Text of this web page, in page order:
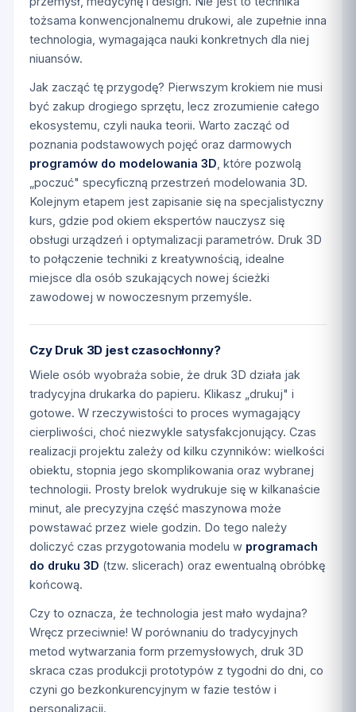
tożsama konwencjonalnemu drukowi, ale zupełnie inna
technologia, wymagająca nauki konkretnych dla niej
niuansów.
Jak zacząć tę przygodę? Pierwszym krokiem nie musi
być zakup drogiego sprzętu, lecz zrozumienie całego
ekosystemu, czyli nauka teorii. Warto zacząć od
poznania podstawowych pojęć oraz darmowych
programów do modelowania 3D , które pozwolą
„poczuć" specyficzną przestrzeń modelowania 3D.
Kolejnym etapem jest zapisanie się na specjalistyczny
kurs, gdzie pod okiem ekspertów nauczysz się
obsługi urządzeń i optymalizacji parametrów. Druk 3D
to połączenie techniki z kreatywnością, idealne
miejsce dla osób szukających nowej ścieżki
zawodowej w nowoczesnym przemyśle.
Czy Druk 3D jest czasochłonny?
Wiele osób wyobraża sobie, że druk 3D działa jak
tradycyjna drukarka do papieru. Klikasz „drukuj" i
gotowe. W rzeczywistości to proces wymagający
cierpliwości, choć niezwykle satysfakcjonujący. Czas
realizacji projektu zależy od kilku czynników: wielkości
obiektu, stopnia jego skomplikowania oraz wybranej
technologii. Prosty brelok wydrukuje się w kilkanaście
minut, ale precyzyjna część maszynowa może
powstawać przez wiele godzin. Do tego należy
doliczyć czas przygotowania modelu w programach
do druku 3D (tzw. slicerach) oraz ewentualną obróbkę
końcową.
Czy to oznacza, że technologia jest mało wydajna?
Wręcz przeciwnie! W porównaniu do tradycyjnych
metod wytwarzania form przemysłowych, druk 3D
skraca czas produkcji prototypów z tygodni do dni, co
czyni go bezkonkurencyjnym w fazie testów i
personalizacji.